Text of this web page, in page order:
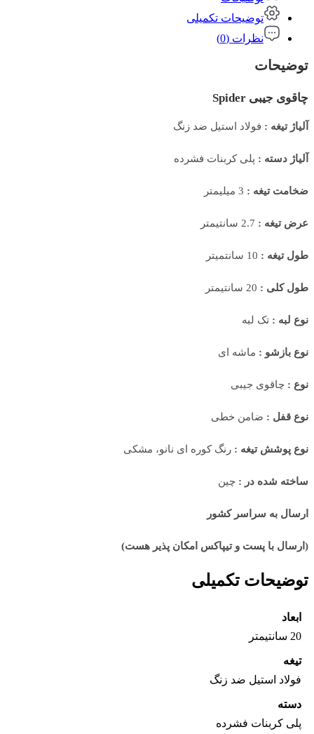
توضیحات تکمیلی
نظرات (0)
توضیحات
چاقوی جیبی Spider
آلیاژ تیغه : فولاد استیل ضد زنگ
آلیاژ دسته : پلی کربنات فشرده
ضخامت تیغه :
عرض تیغه :
طول تیغه :
طول کلی :
نوع لبه : تک لبه
نوع بازشو : ماشه ای
نوع : چاقوی جیبی
نوع قفل : ضامن خطی
نوع پوشش تیغه : رنگ کوره ای نانو، مشکی
ساخته شده در : چین
ارسال به سراسر کشور
(ارسال با پست و تیپاکس امکان پذیر هست)
توضیحات تکمیلی
ابعاد
20 سانتیمتر
تیغه
فولاد استیل ضد زنگ
دسته
پلی کربنات فشرده